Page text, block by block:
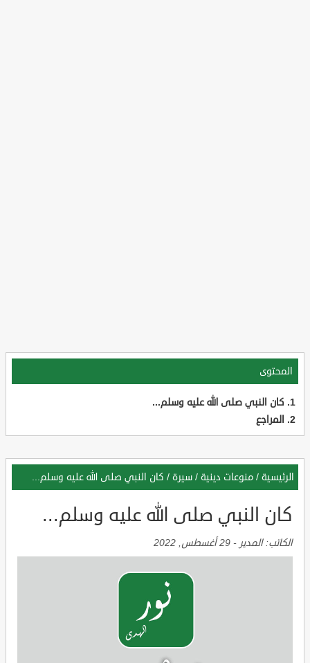
المحتوى
كان النبي صلى الله عليه وسلم...
المراجع
الرئيسية / منوعات دينية / سيرة / كان النبي صلى الله عليه وسلم...
كان النبي صلى الله عليه وسلم...
الكاتب:المدير - 29 أغسطس, 2022